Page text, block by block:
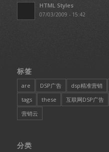
HTML Styles
07/03/2009 - 15:42
标签
are DSP广告 dsp精准营销
tags
these 互联网DSP广告
营销云
分类